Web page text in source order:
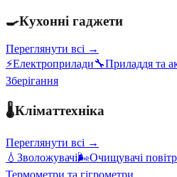
🍳Кухонні гаджети
Переглянути всі →
⚡Електроприлади🔧Приладдя та
Зберігання
🌡️Кліматтехніка
Переглянути всі →
💧 Зволожувачі🌬️Очищувачі